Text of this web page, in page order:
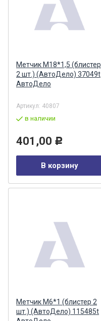
Метчик М18*1,5 (блистер
2 шт.) (АвтоДело) 37049t
АвтоДело
Артикул: 40807
в наличии
401,00 Р
В корзину
Метчик М6*1 (блистер 2
шт.) (АвтоДело) 115485t